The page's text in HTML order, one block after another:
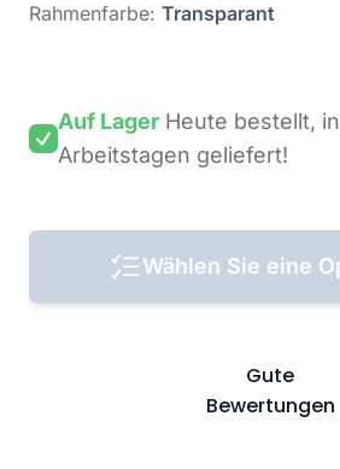
Rahmenfarbe: Transparant
Auf Lager Heute bestellt,
Arbeitstagen geliefert!
Wählen Sie eine
Gute
Bewertungen